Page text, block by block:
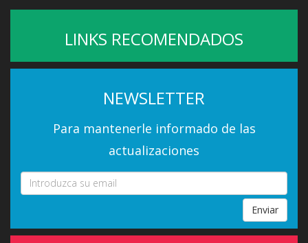
LINKS RECOMENDADOS
NEWSLETTER
Para mantenerle informado de las
actualizaciones
Enviar